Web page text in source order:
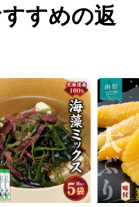
表される異国情緒あふ
港」から西洋文化をい
が始まったことにより
・街並み」、「食」を
上げることで、まちの
います。
すめの返